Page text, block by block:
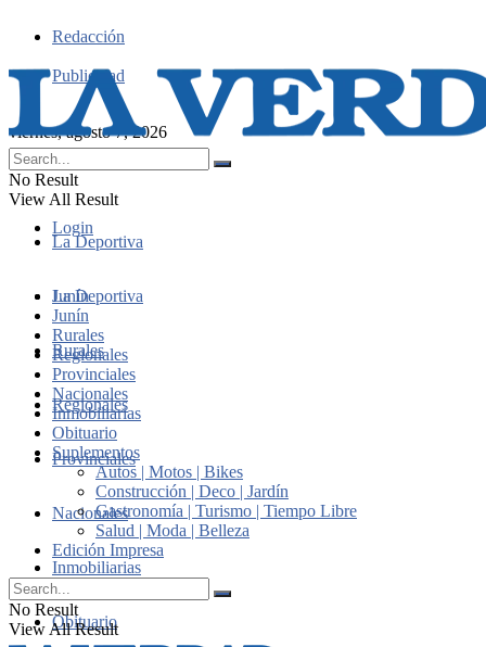
Redacción
Publicidad
viernes, agosto 7, 2026
Login
No Result
View All Result
La Deportiva
Junín
Rurales
Regionales
Provinciales
Nacionales
Inmobiliarias
Obituario
La Deportiva
Junín
Rurales
Regionales
Provinciales
Nacionales
Inmobiliarias
Obituario
Suplementos
Autos | Motos | Bikes
Construcción | Deco | Jardín
Gastronomía | Turismo | Tiempo Libre
Salud | Moda | Belleza
Edición Impresa
No Result
View All Result